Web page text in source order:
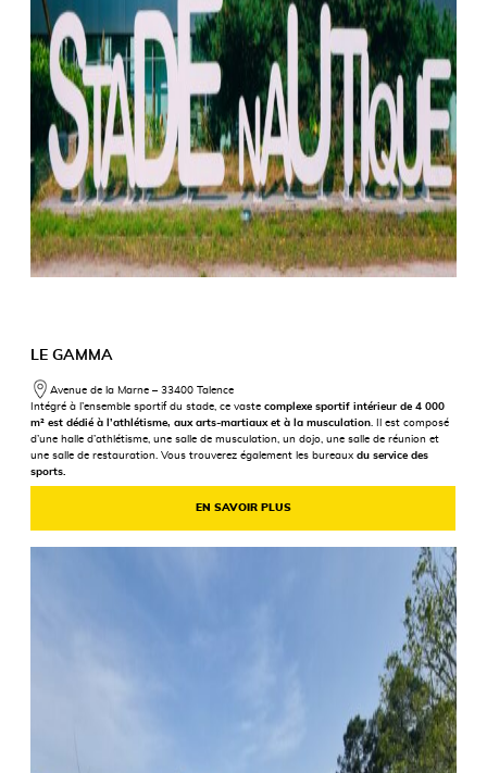
LE GAMMA
Avenue de la Marne – 33400 Talence
Intégré à l’ensemble sportif du stade, ce vaste complexe sportif intérieur de 4 000
m² est dédié à l’athlétisme, aux arts-martiaux et à la musculation. Il est composé
d’une halle d’athlétisme, une salle de musculation, un dojo, une salle de réunion et
une salle de restauration. Vous trouverez également les bureaux du service des
sports.
EN SAVOIR PLUS